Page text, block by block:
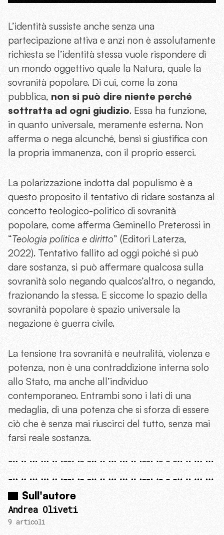
L’identità sussiste anche senza una
partecipazione attiva e anzi non è assolutamente
richiesta se l’identità stessa vuole rispondere di
un mondo oggettivo quale la Natura, quale la
sovranità popolare. Di cui, come la zona
pubblica, non si può dire niente perché
sottratta ad ogni giudizio. Essa ha funzione,
in quanto universale, meramente esterna. Non
afferma o nega alcunché, bensì si giustifica con
la propria immanenza, con il proprio esserci.
La polarizzazione indotta dal populismo è a
questo proposito il tentativo di ridare sostanza al
concetto teologico-politico di sovranità
popolare, come afferma Geminello Preterossi in
“Teologia politica e diritto” (Editori Laterza,
2022). Tentativo fallito ad oggi poiché si può
dare sostanza, si può affermare qualcosa sulla
sovranità solo negando qualcos’altro, o negando,
frazionando la stessa. E siccome lo spazio della
sovranità popolare è spazio universale la
negazione è guerra civile.
La tensione tra sovranità e neutralità, violenza e
potenza, non è una contraddizione interna solo
allo Stato, ma anche all’individuo
contemporaneo. Entrambi sono i lati di una
medaglia, di una potenza che si sforza di essere
ciò che è senza mai riuscirci del tutto, senza mai
farsi reale sostanza.
Sull'autore
Andrea Oliveti
9 articoli